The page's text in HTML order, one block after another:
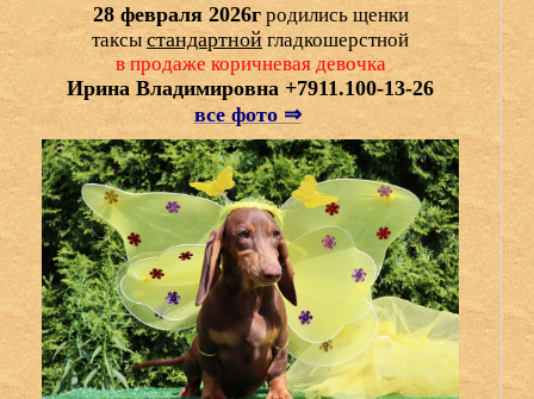
28 февраля 2026г родились щенки
таксы стандартной гладкошерстной
в продаже коричневая девочка
Ирина Владимировна +7911.100-13-26
все фото ⇒